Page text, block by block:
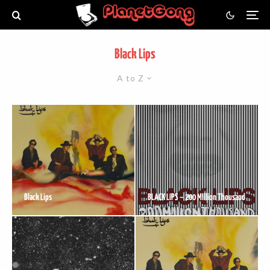
Black Lips
A to Z
Black Lips BLACK LIPS – 200 Million Thousand